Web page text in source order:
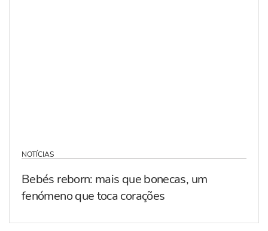
NOTÍCIAS
Bebés reborn: mais que bonecas, um
fenómeno que toca corações